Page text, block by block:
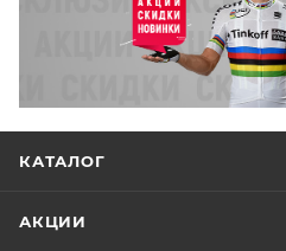
КАТАЛОГ
АКЦИИ